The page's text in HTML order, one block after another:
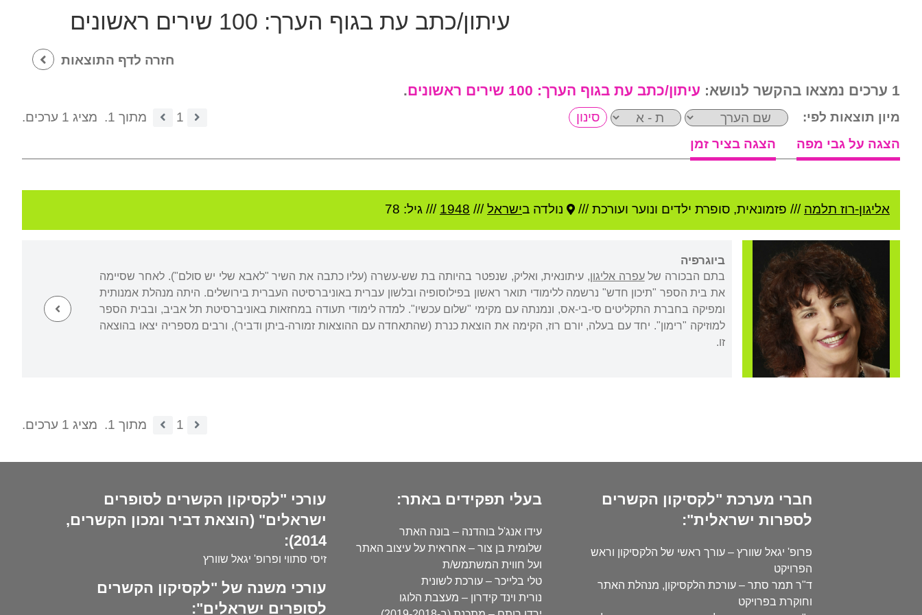
עיתון/כתב עת בגוף הערך: 100 שירים ראשונים
חזרה לדף התוצאות
1 ערכים נמצאו בהקשר לנושא: עיתון/כתב עת בגוף הערך: 100 שירים ראשונים .
מיון תוצאות לפי: 1 מתוך 1.
מציג 1 ערכים.
הצגה על גבי מפה
הצגה בציר זמן
אליגון-רוז תלמה /// פזמונאית, סופרת ילדים ונוער ועורכת /// נולדה בישראל///
1948 /// גיל: 78
ביוגרפיה
בתם הבכורה שלעפרה אליגון, עיתונאית, ואליק, שנפטר בהיותה בת שש-עשרה (עליו כתבה את השיר "לאבא שלי יש סולם"). לאחר שסיימה
את בית הספר "תיכון חדש" נרשמה ללימודי תואר ראשון בפילוסופיה ובלשון עברית באוניברסיטה העברית בירושלים. היתה מנהלת אמנותית
ומפיקה בחברת התקליטים סי-בי-אס, ונמנתה עם מקימי "שלום עכשיו". למדה לימודי תעודה במחזאות באוניברסיטת תל אביב, ובבית הספר
למוזיקה "רימון". יחד עם בעלה, יורם רוז, הקימה את הוצאת כנרת (שהתאחדה עם ההוצאות זמורה-ביתן ודביר), ורבים מספריה יצאו בהוצאה
זו.
1 מתוך 1. מציג 1 ערכים.
חברי מערכת "לקסיקון הקשרים
לספרות ישראלית":
פרופ' יגאל שוורץ – עורך ראשי של הלקסיקון וראש
הפרויקט
ד"ר תמר סתר – עורכת הלקסיקון, מנהלת האתר
וחוקרת בפרויקט
בעלי תפקידים באתר:
עידו אנג'ל בוהדנה – בונה האתר
שלומית בן צור – אחראית על עיצוב האתר
ועל חווית המשתמש/ת
טלי בלייכר – עורכת לשונית
נורית וינד קידרון – מעצבת הלוגו
עורכי "לקסיקון הקשרים לסופרים
ישראלים" (הוצאת דביר ומכון הקשרים,
2014):
זיסי סתווי ופרופ' יגאל שוורץ
עורכי משנה של "לקסיקון הקשרים
לסופרים ישראלים":